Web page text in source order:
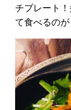
チプレート
て食べるの